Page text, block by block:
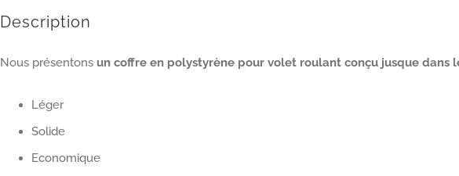
Description
Nous présentons un coffre en polystyrène pour volet roulant conçu jusque dans
Léger
Solide
Economique